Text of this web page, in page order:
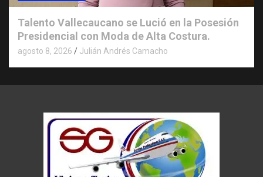
Talento Vallecaucano se Lució en la Posesión
Presidencial con Moda de Alta Costura.
agosto 8, 2026 Julián Andrés Camacho